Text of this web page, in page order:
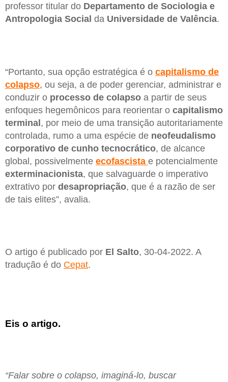
professor titular do Departamento de Sociologia e
Antropologia Social da Universidade de Valência.
“Portanto, sua opção estratégica é o capitalismo de
colapso, ou seja, a de poder gerenciar, administrar e
conduzir o processo de colapso a partir de seus
enfoques hegemônicos para reorientar o capitalismo
terminal, por meio de uma transição autoritariamente
controlada, rumo a uma espécie de neofeudalismo
corporativo de cunho tecnocrático, de alcance
global, possivelmente ecofascista e potencialmente
exterminacionista, que salvaguarde o imperativo
extrativo por desapropriação, que é a razão de ser
de tais elites”, avalia.
O artigo é publicado por El Salto, 30-04-2022. A
tradução é do Cepat.
Eis o artigo.
“Falar sobre o colapso, imaginá-lo, buscar